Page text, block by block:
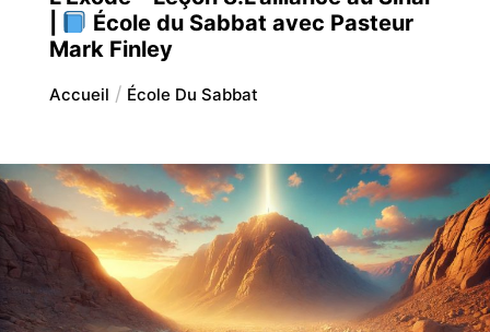
École du Sabbat avec Pasteur
Mark Finley
Accueil École Du Sabbat